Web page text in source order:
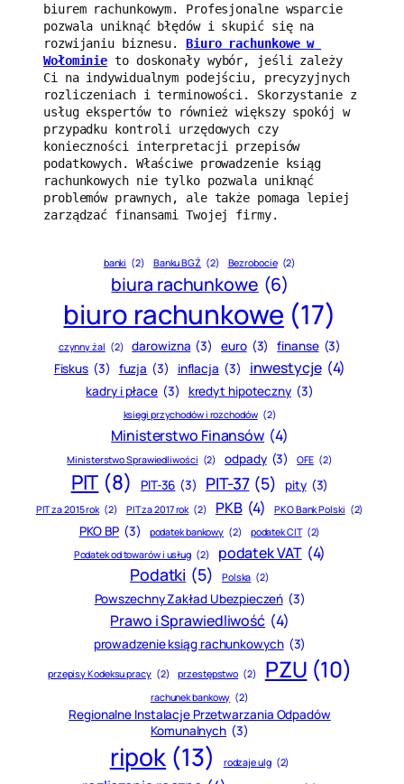
biurem rachunkowym. Profesjonalne wsparcie
pozwala uniknąć błędów i skupić się na
rozwijaniu biznesu. Biuro rachunkowe w
Wołominie to doskonały wybór, jeśli zależy
Ci na indywidualnym podejściu, precyzyjnych
rozliczeniach i terminowości. Skorzystanie z
usług ekspertów to również większy spokój w
przypadku kontroli urzędowych czy
konieczności interpretacji przepisów
podatkowych. Właściwe prowadzenie ksiąg
rachunkowych nie tylko pozwala uniknąć
problemów prawnych, ale także pomaga lepiej
zarządzać finansami Twojej firmy.
banki (2) Banku BGŻ (2) Bezrobocie (2)
biura rachunkowe (6)
biuro rachunkowe (17)
czynny żal (2) darowizna (3) euro (3) finanse (3)
Fiskus (3) fuzja (3) inflacja (3) inwestycje (4)
kadry i płace (3) kredyt hipoteczny (3)
księgi przychodów i rozchodów (2)
Ministerstwo Finansów (4)
Ministerstwo Sprawiedliwości (2) odpady (3) OFE (2)
PIT (8) PIT-36 (3) PIT-37 (5) pity (3)
PIT za 2015 rok (2) PIT za 2017 rok (2) PKB (4) PKO Bank Polski (2)
PKO BP (3) podatek bankowy (2) podatek CIT (2)
Podatek od towarów i usług (2) podatek VAT (4)
Podatki (5) Polska (2)
Powszechny Zakład Ubezpieczeń (3)
Prawo i Sprawiedliwość (4)
prowadzenie ksiąg rachunkowych (3)
przepisy Kodeksu pracy (2) przestępstwo (2) PZU (10)
rachunek bankowy (2)
Regionalne Instalacje Przetwarzania Odpadów
Komunalnych (3)
ripok (13) rodzaje ulg (2)